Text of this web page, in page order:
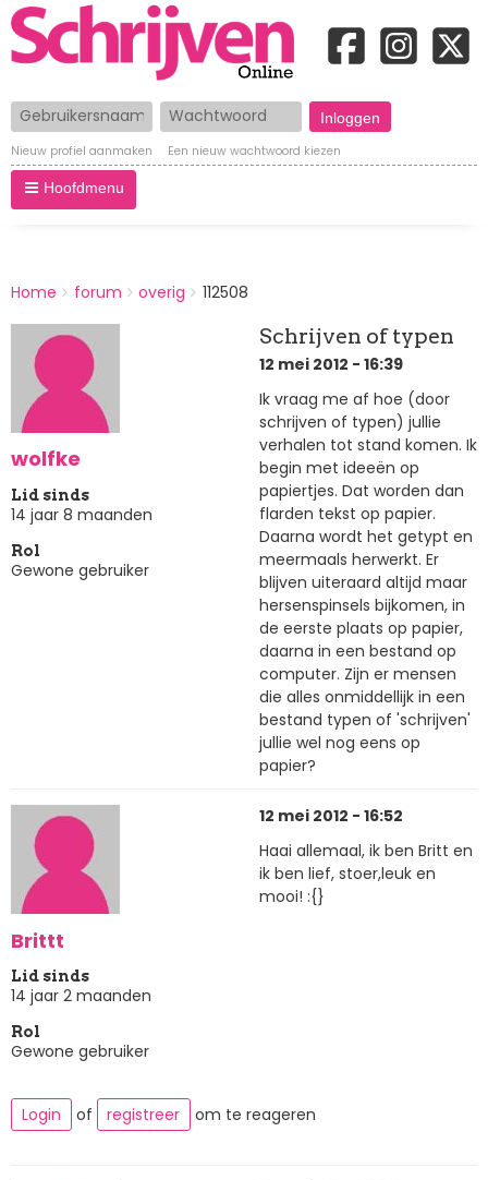
Gebruikersnaam Wachtwoord
Nieuw profiel aanmaken Een nieuw wachtwoord kiezen
Hoofdmenu
BREADCRUMBS
You
here:
Home forum overig 112508
wolfke
Lid sinds
14 jaar 8 maanden
Rol
Gewone gebruiker
Schrijven of typen
12 mei 2012 - 16:39
Ik vraag me af hoe (door
schrijven of typen) jullie
verhalen tot stand komen. Ik
begin met ideeën op
papiertjes. Dat worden dan
flarden tekst op papier.
Daarna wordt het getypt en
meermaals herwerkt. Er
blijven uiteraard altijd maar
hersenspinsels bijkomen, in
de eerste plaats op papier,
daarna in een bestand op
computer. Zijn er mensen
die alles onmiddellijk in een
bestand typen of 'schrijven'
jullie wel nog eens op
papier?
Brittt
Lid sinds
14 jaar 2 maanden
Rol
Gewone gebruiker
12 mei 2012 - 16:52
Haai allemaal, ik ben Britt en
ik ben lief, stoer,leuk en
mooi! :{}
Login of registreer om te reageren